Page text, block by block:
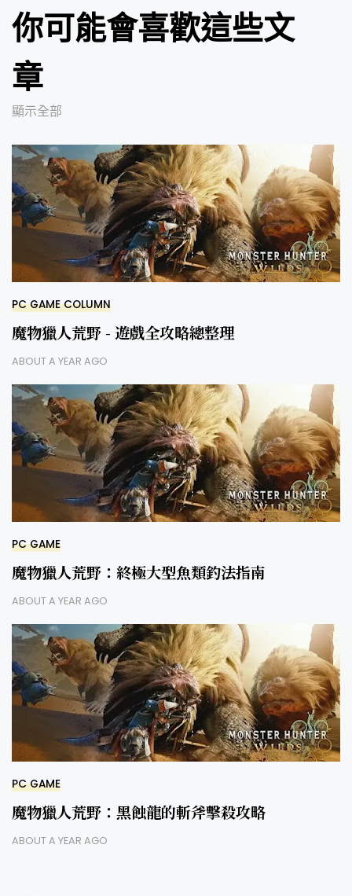
你可能會喜歡這些文
章
顯示全部
PC GAME COLUMN
魔物獵人荒野 - 遊戲全攻略總整理
ABOUT A YEAR AGO
PC GAME
魔物獵人荒野：終極大型魚類釣法指南
ABOUT A YEAR AGO
PC GAME
魔物獵人荒野：黑蝕龍的斬斧擊殺攻略
ABOUT A YEAR AGO